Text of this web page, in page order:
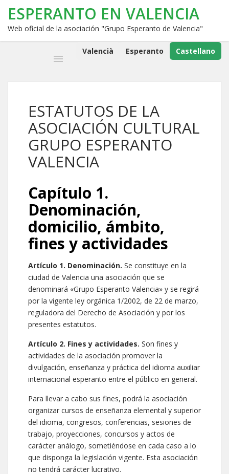
ESPERANTO EN VALENCIA
Web oficial de la asociación "Grupo Esperanto de Valencia"
Valencià Esperanto Castellano
ESTATUTOS DE LA
ASOCIACIÓN CULTURAL
GRUPO ESPERANTO
VALENCIA
Capítulo 1.
Denominación,
domicilio, ámbito,
fines y actividades
Artículo 1. Denominación. Se constituye en la
ciudad de Valencia una asociación que se
denominará «Grupo Esperanto Valencia» y se regirá
por la vigente ley orgánica 1/2002, de 22 de marzo,
reguladora del Derecho de Asociación y por los
presentes estatutos.
Artículo 2. Fines y actividades. Son fines y
actividades de la asociación promover la
divulgación, enseñanza y práctica del idioma auxiliar
internacional esperanto entre el público en general.
Para llevar a cabo sus fines, podrá la asociación
organizar cursos de enseñanza elemental y superior
del idioma, congresos, conferencias, sesiones de
trabajo, proyecciones, concursos y actos de
carácter análogo, sometiéndose en cada caso a lo
que disponga la legislación vigente. Esta asociación
no tendrá carácter lucrativo.